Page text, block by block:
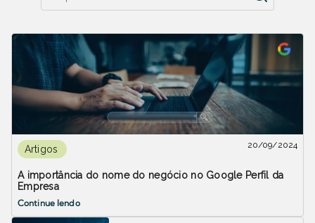
Artigos 20/09/2024
A importância do nome do negócio no Google Perfil da
Empresa
Continue lendo